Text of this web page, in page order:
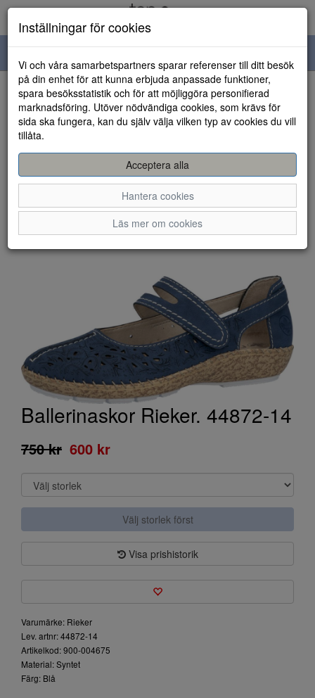
navigation
HEM
Ballerinaskor Rieker. 44872-14
750 kr 600 kr
Välj storlek först
Visa prishistorik
Varumärke: Rieker
Lev. artnr: 44872-14
Artikelkod: 900-004675
Material: Syntet
Färg: Blå
Inställningar för cookies
Vi och våra samarbetspartners sparar referenser till ditt besök
på din enhet för att kunna erbjuda anpassade funktioner,
spara besöksstatistik och för att möjliggöra personifierad
marknadsföring. Utöver nödvändiga cookies, som krävs för
sida ska fungera, kan du själv välja vilken typ av cookies du vill
tillåta.
Acceptera alla
Hantera cookies
Läs mer om cookies